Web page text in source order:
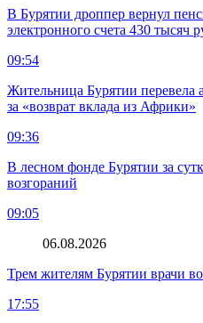
В Бурятии дроппер вернул
электронного счета 430 тысяч
09:54
Жительница Бурятии перевела
за «возврат вклада из Африки»
09:36
В лесном фонде Бурятии за
возгораний
09:05
06.08.2026
Трем жителям Бурятии врачи
17:55